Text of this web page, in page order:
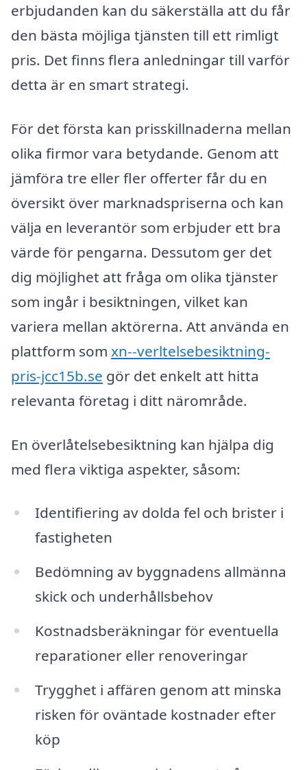
erbjudanden kan du säkerställa att du får
den bästa möjliga tjänsten till ett rimligt
pris. Det finns flera anledningar till varför
detta är en smart strategi.
För det första kan prisskillnaderna mellan
olika firmor vara betydande. Genom att
jämföra tre eller fler offerter får du en
översikt över marknadspriserna och kan
välja en leverantör som erbjuder ett bra
värde för pengarna. Dessutom ger det
dig möjlighet att fråga om olika tjänster
som ingår i besiktningen, vilket kan
variera mellan aktörerna. Att använda en
plattform som xn--verltelsebesiktning-
pris-jcc15b.se gör det enkelt att hitta
relevanta företag i ditt närområde.
En överlåtelsebesiktning kan hjälpa dig
med flera viktiga aspekter, såsom:
Identifiering av dolda fel och brister i
fastigheten
Bedömning av byggnadens allmänna
skick och underhållsbehov
Kostnadsberäkningar för eventuella
reparationer eller renoveringar
Trygghet i affären genom att minska
risken för oväntade kostnader efter
köp